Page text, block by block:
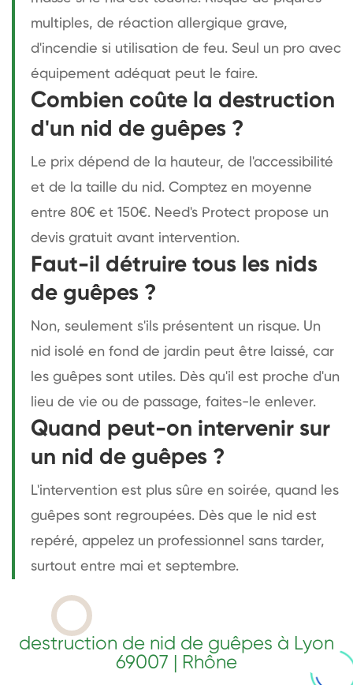
multiples, de réaction allergique grave,
d'incendie si utilisation de feu. Seul un pro avec
équipement adéquat peut le faire.
Combien coûte la destruction
d'un nid de guêpes ?
Le prix dépend de la hauteur, de l'accessibilité
et de la taille du nid. Comptez en moyenne
entre 80€ et 150€. Need's Protect propose un
devis gratuit avant intervention.
Faut-il détruire tous les nids
de guêpes ?
Non, seulement s'ils présentent un risque. Un
nid isolé en fond de jardin peut être laissé, car
les guêpes sont utiles. Dès qu'il est proche d'un
lieu de vie ou de passage, faites-le enlever.
Quand peut-on intervenir sur
un nid de guêpes ?
L'intervention est plus sûre en soirée, quand les
guêpes sont regroupées. Dès que le nid est
repéré, appelez un professionnel sans tarder,
surtout entre mai et septembre.
destruction de nid de guêpes à Lyon
69007 | Rhône